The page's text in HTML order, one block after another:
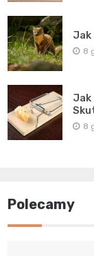
Jak
8
Jak
8
Polecamy